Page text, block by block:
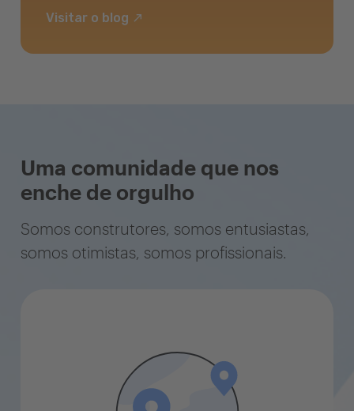
Visitar o blog
Uma comunidade que nos
enche de orgulho
Somos construtores, somos entusiastas,
somos otimistas, somos profissionais.